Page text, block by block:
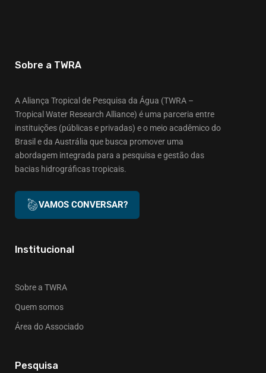
Sobre a TWRA
A Aliança Tropical de Pesquisa da Água (TWRA –
Tropical Water Research Alliance) é uma parceria entre
instituições (públicas e privadas) e o meio acadêmico do
Brasil e da Austrália que busca promover uma
abordagem integrada para a pesquisa e gestão das
bacias hidrográficas tropicais.
VAMOS CONVERSAR?
Institucional
Sobre a TWRA
Quem somos
Área do Associado
Pesquisa